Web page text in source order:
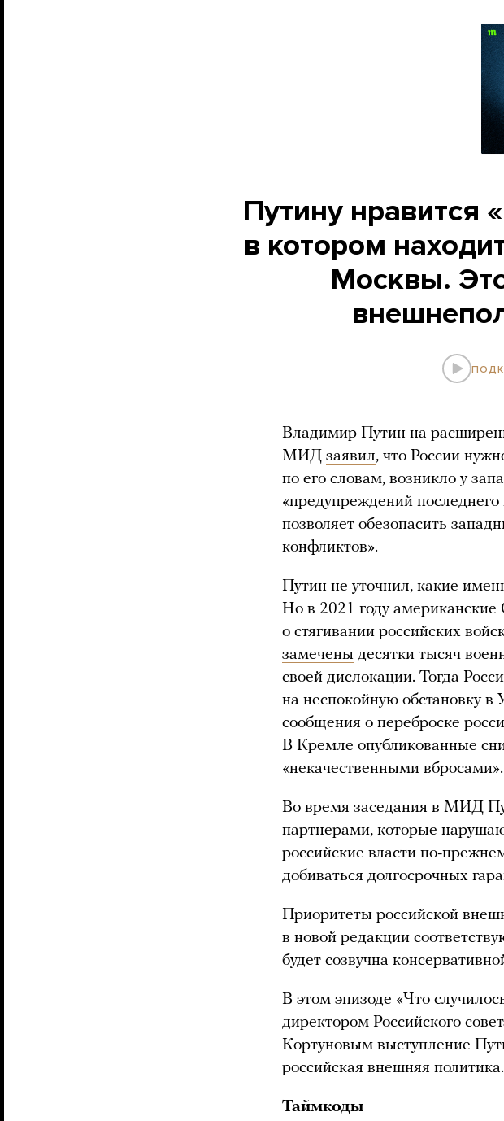
Путину нравится
в котором
Москвы.
Владимир Путин на
МИД заявил, что России
по его словам, возникло у
«предупреждений
позволяет обезопасить
конфликтов».
Путин не уточнил, какие
Но в 2021 году
о стягивании российских
замечены десятки тысяч
своей дислокации. Тогда
на неспокойную обстановку
сообщения о переброске
В Кремле опубликованные
«некачественными вбросами».
Во время заседания в МИД
партнерами, которые
российские власти по-
добиваться долгосрочных
Приоритеты российской
в новой редакции
будет созвучна
В этом эпизоде «Что
директором Российского
Кортуновым выступление
российская внешняя политика.
Таймкоды